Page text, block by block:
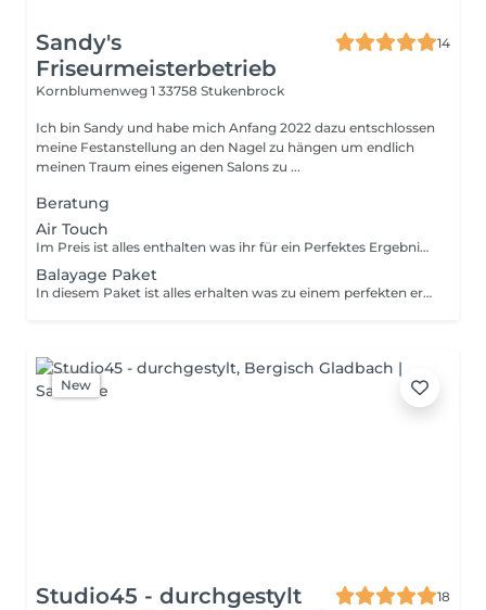
Sandy's
Friseurmeisterbetrieb
14
Kornblumenweg 1 33758 Stukenbrock
Ich bin Sandy und habe mich Anfang 2022 dazu entschlossen
meine Festanstellung an den Nagel zu hängen um endlich
meinen Traum eines eigenen Salons zu ...
Beratung
Air Touch
Im Preis ist alles enthalten was ihr für ein Perfektes Ergebnis braucht. Inklusive Schneiden und Styling. Preis kann nach Aufwand variieren
Balayage Paket
In diesem Paket ist alles erhalten was zu einem perfekten ergebnis führt: Balayage, Veredelung, Rescue-Pflege, Schnitt und Styling, preis kann variieren
New
Studio45 - durchgestylt
18